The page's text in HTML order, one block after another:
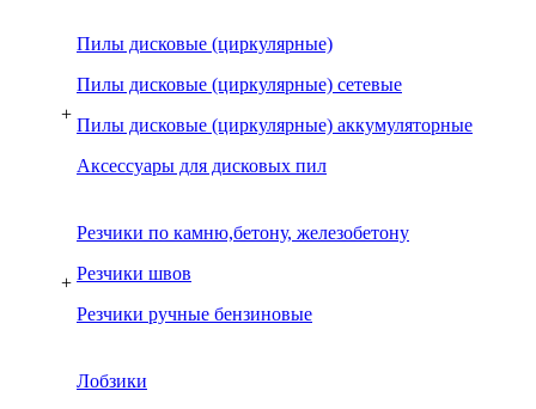
+
Пилы дисковые (циркулярные)
Пилы дисковые (циркулярные) сетевые
Пилы дисковые (циркулярные) аккумуляторные
Аксессуары для дисковых пил
+
Резчики по камню,бетону, железобетону
Резчики швов
Резчики ручные бензиновые
Лобзики